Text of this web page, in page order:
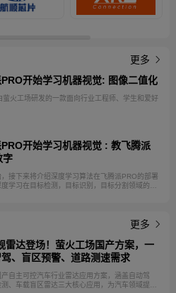
更多
开始学习机器视觉: 图像二值化
萤火工场研发的一款面向行业工程师、学生和爱好
开始学习机器视觉 : 教飞腾派
字
，接下来将介绍深度学习算法在飞腾派PRO的部署
学习在目标检测，目标识别，目标分割领域的成
解码与2K@110fps编码，集成3T算力
级AI应用。本篇文章将介绍如何在飞腾派PRO上
更多
雷达登场！萤火工场国产方案，一
、盲区预警、道路测速需求
自主可控汽车行业雷达应用方案，涵盖自动驾
、车载盲区雷达三大核心应用，为汽车领域提供